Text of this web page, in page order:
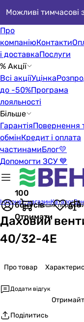
Можливі тимчасові
Про
компаніюКонтакти
і доставкаПослуги
% Акції
Всі акціїУцінка
до -50%Програма
лояльності
Більше
ГарантіяПовернення
обмінКредит і оплата
частинамиБлог💛
Допомогти ЗСУ 💙
100
бонусів
Отримати
Кошик
Інтернет-магазинКаталог
Даховий
40/32-4E
Про товар
Додати відгук
Поділитись